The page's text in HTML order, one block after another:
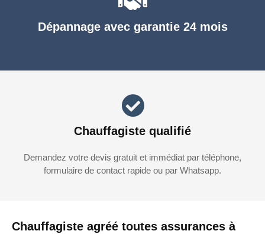
Chauffagiste agréé toutes assurances à
Dépannage avec garantie 24 mois
Chauffagiste qualifié
Demandez votre devis gratuit et immédiat par téléphone,
formulaire de contact rapide ou par Whatsapp.